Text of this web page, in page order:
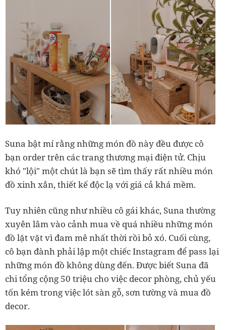
Suna bật mí rằng những món đồ này đều được cô
bạn order trên các trang thương mại điện tử. Chịu
khó "lội" một chút là bạn sẽ tìm thấy rất nhiều món
đồ xinh xắn, thiết kế độc lạ với giá cả khá mềm.
Tuy nhiên cũng như nhiều cô gái khác, Suna thường
xuyên lâm vào cảnh mua về quá nhiều những món
đồ lặt vặt vì đam mê nhất thời rồi bỏ xó. Cuối cùng,
cô bạn đành phải lập một chiếc Instagram để pass lại
những món đồ không dùng đến. Được biết Suna đã
chi tổng cộng 50 triệu cho việc decor phòng, chủ yếu
tốn kém trong việc lót sàn gỗ, sơn tường và mua đồ
decor.